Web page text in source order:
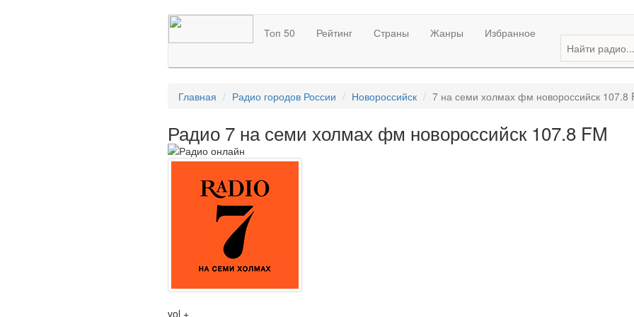
Топ 50 Рейтинг Страны Жанры Избранное
Главная Радио городов России Новороссийск 7 на семи холмах фм новороссийск 107.8
Радио 7 на семи холмах фм новороссийск 107.8 FM
vol +